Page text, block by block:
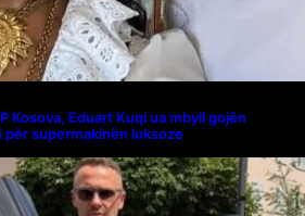
Kosova, Eduart Kuqi ua mbyll gojën
supermakinën luksoze